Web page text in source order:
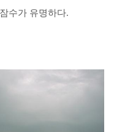
수가 유명하다.